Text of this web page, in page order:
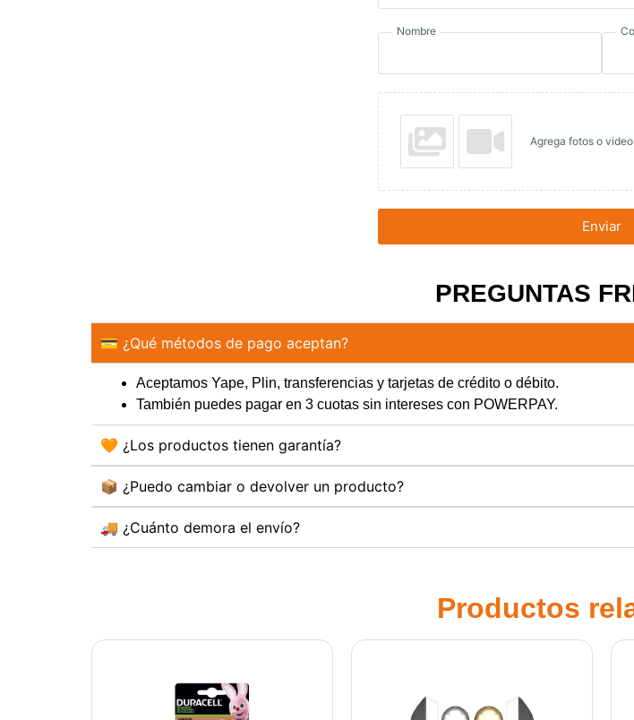
Nombre
Agrega fotos o
Enviar
PREGUNTAS
💳 ¿Qué métodos de pago aceptan?
Aceptamos Yape, Plin, transferencias y tarjetas de crédito o débito.
También puedes pagar en 3 cuotas sin intereses con POWERPAY.
🧡 ¿Los productos tienen garantía?
📦 ¿Puedo cambiar o devolver un producto?
🚚 ¿Cuánto demora el envío?
Productos